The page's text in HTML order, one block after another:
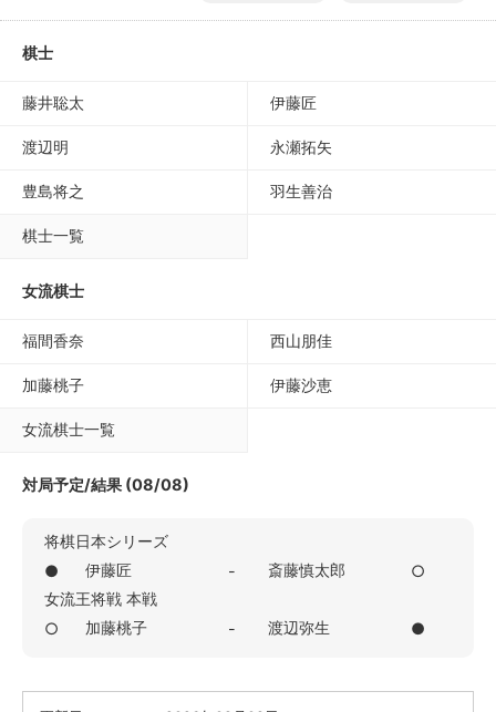
棋士
藤井聡太 伊藤匠
渡辺明 永瀬拓矢
豊島将之 羽生善治
棋士一覧
女流棋士
福間香奈 西山朋佳
加藤桃子 伊藤沙恵
女流棋士一覧
対局予定/結果 (08/08)
将棋日本シリーズ
●
伊藤匠 - 斎藤慎太郎
○
女流王将戦 本戦
○
加藤桃子 - 渡辺弥生 ●